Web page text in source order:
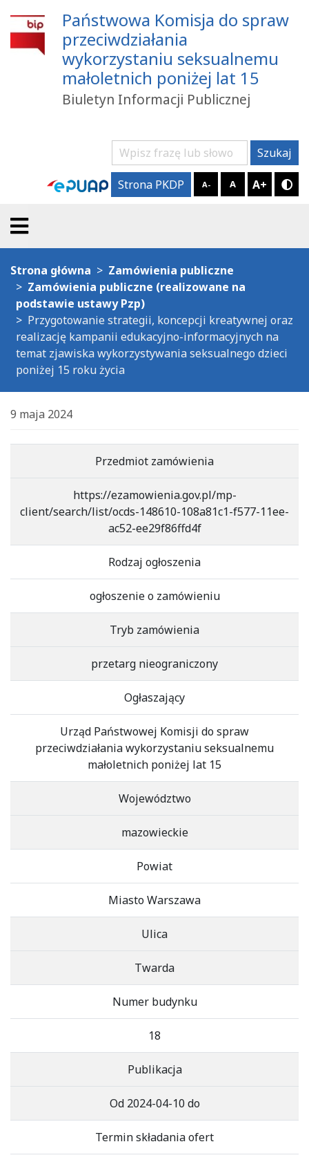
Państwowa Komisja do spraw
przeciwdziałania
wykorzystaniu seksualnemu
małoletnich poniżej lat 15
Biuletyn Informacji Publicznej
Szukaj Szukaj
Strona PKDP A- A A+
Strona główna
Zamówienia publiczne
Zamówienia publiczne (realizowane na
podstawie ustawy Pzp)
Przygotowanie strategii, koncepcji kreatywnej oraz
realizację kampanii edukacyjno-informacyjnych na
temat zjawiska wykorzystywania seksualnego dzieci
poniżej 15 roku życia
9 maja 2024
Przedmiot zamówienia
https://ezamowienia.gov.pl/mp-
client/search/list/ocds-148610-108a81c1-f577-11ee-
ac52-ee29f86ffd4f
Rodzaj ogłoszenia
ogłoszenie o zamówieniu
Tryb zamówienia
przetarg nieograniczony
Ogłaszający
Urząd Państwowej Komisji do spraw
przeciwdziałania wykorzystaniu seksualnemu
małoletnich poniżej lat 15
Województwo
mazowieckie
Powiat
Miasto Warszawa
Ulica
Twarda
Numer budynku
18
Publikacja
Od 2024-04-10 do
Termin składania ofert